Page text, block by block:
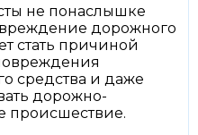
не понаслышке
дорожного
стать причиной
средства и даже
дорожно-
происшествие.